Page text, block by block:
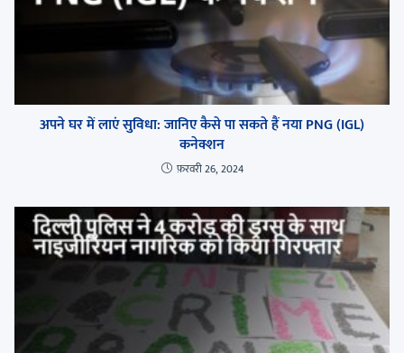
अपने घर में लाएं सुविधा: जानिए कैसे पा सकते हैं नया PNG (IGL)
कनेक्शन
फ़रवरी 26, 2024